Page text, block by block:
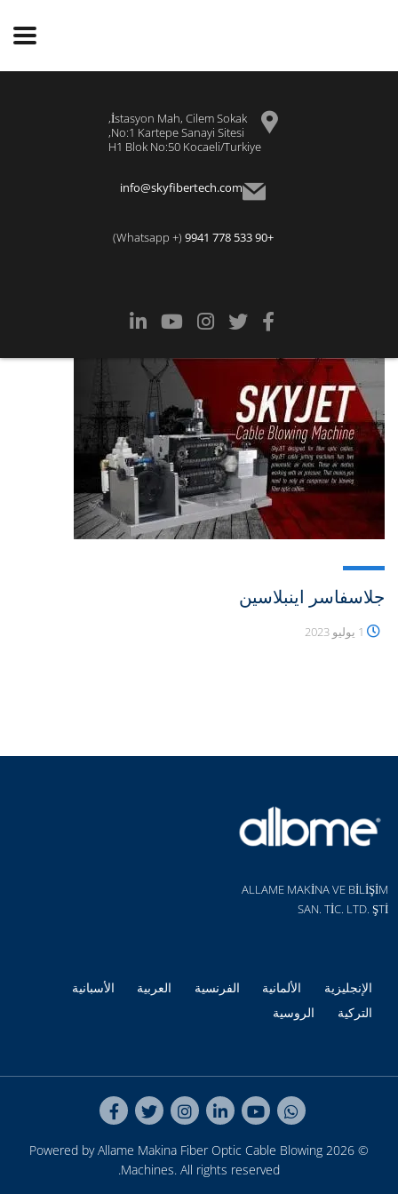
İstasyon Mah, Cilem Sokak,
No:1 Kartepe Sanayi Sitesi,
H1 Blok No:50 Kocaeli/Turkiye
info@skyfibertech.com
+90 533 778 9941
(+ Whatsapp)
جلاسفاسر اينبلاسين
ALLAME MAKİNA VE BİLİŞİM
SAN. TİC. LTD. ŞTİ
الإنجليزية الألمانية الفرنسية العربية
الأسبانية
التركية
الروسية
© 2026 Powered by Allame Makina
Fiber Optic Cable Blowing
Machines. All rights reserved.